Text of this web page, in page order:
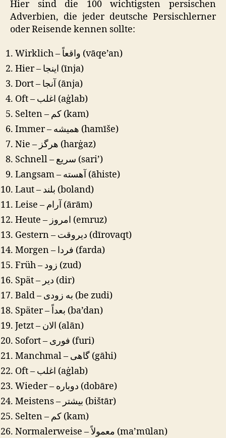
Hier sind die 100 wichtigsten persischen
Adverbien, die jeder deutsche Persischlerner
oder Reisende kennen sollte:
Wirklich – واقعاً (vāqe’an)
Hier – اینجا (īnja)
Dort – آنجا (ānja)
Oft – اغلب (aġlab)
Selten – کم (kam)
Immer – همیشه (hamīše)
Nie – هرگز (harġaz)
Schnell – سریع (sari’)
Langsam – آهسته (āhiste)
Laut – بلند (boland)
Leise – آرام (ārām)
Heute – امروز (emruz)
Gestern – دیروقت (dīrovaqt)
Morgen – فردا (farda)
Früh – زود (zud)
Spät – دیر (dir)
Bald – به زودی (be zudi)
Später – بعداً (ba’dan)
Jetzt – الان (alān)
Sofort – فوری (furi)
Manchmal – گاهی (gāhi)
Oft – اغلب (aġlab)
Wieder – دوباره (dobāre)
Meistens – بیشتر (bištār)
Selten – کم (kam)
Normalerweise – معمولاً (ma’mūlan)